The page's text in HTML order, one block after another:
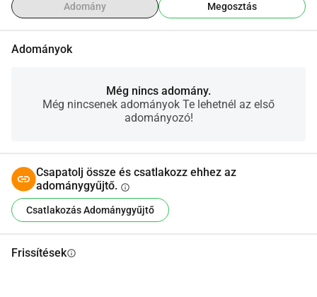
Adomány Megosztás
Adományok
Még nincs adomány.
Még nincsenek adományok Te lehetnél az első
adományozó!
Csapatolj össze és csatlakozz ehhez az
adománygyűjtő. info
Csatlakozás Adománygyűjtő
Frissítésekinfo